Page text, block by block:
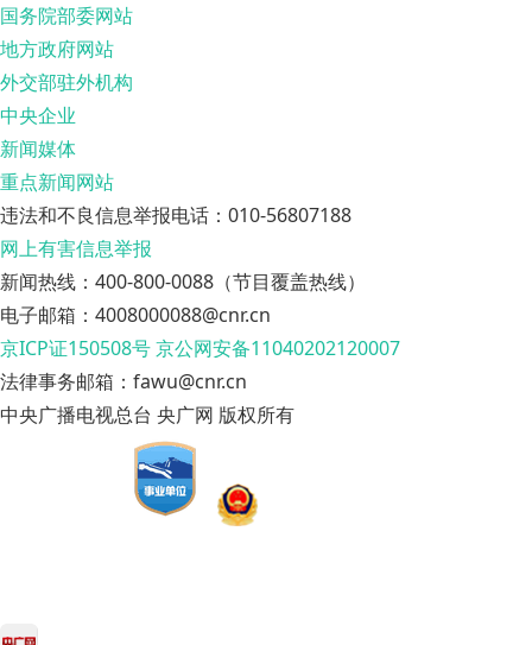
国务院部委网站
地方政府网站
外交部驻外机构
中央企业
新闻媒体
重点新闻网站
违法和不良信息举报电话：010-56807188
网上有害信息举报
新闻热线：400-800-0088（节目覆盖热线）
电子邮箱：4008000088@cnr.cn
京ICP证150508号京公网安备11040202120007
法律事务邮箱：fawu@cnr.cn
中央广播电视总台 央广网 版权所有